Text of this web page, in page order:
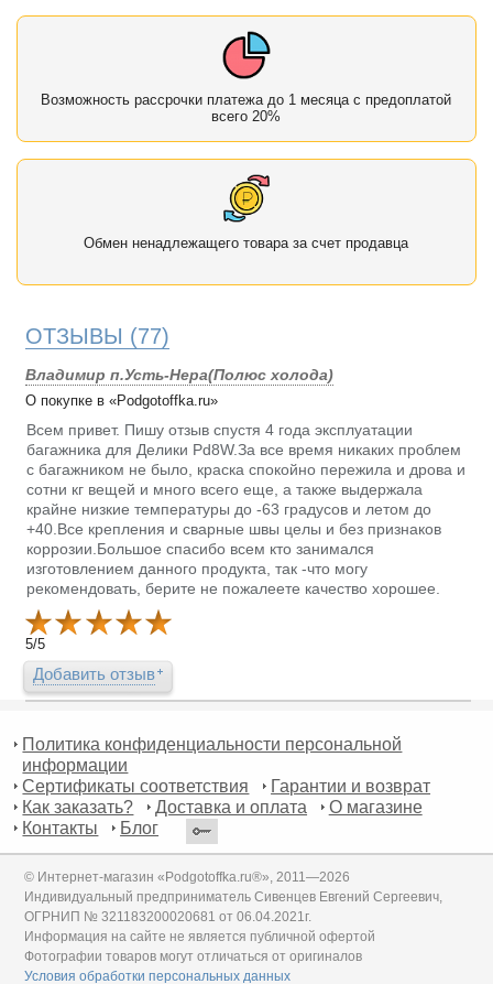
Возможность рассрочки платежа до 1 месяца с предоплатой
всего 20%
Обмен ненадлежащего товара за счет продавца
ОТЗЫВЫ (77)
Владимир п.Усть-Нера(Полюс холода)
О покупке в «Podgotoffka.ru»
Всем привет. Пишу отзыв спустя 4 года эксплуатации
багажника для Делики Pd8W.За все время никаких проблем
с багажником не было, краска спокойно пережила и дрова и
сотни кг вещей и много всего еще, а также выдержала
крайне низкие температуры до -63 градусов и летом до
+40.Все крепления и сварные швы целы и без признаков
коррозии.Большое спасибо всем кто занимался
изготовлением данного продукта, так -что могу
рекомендовать, берите не пожалеете качество хорошее.
5/5
Добавить отзыв
Политика конфиденциальности персональной
информации
Сертификаты соответствия
Гарантии и возврат
Как заказать?
Доставка и оплата
О магазине
Контакты
Блог
© Интернет-магазин «Podgotoffka.ru®», 2011—2026
Индивидуальный предприниматель Сивенцев Евгений Сергеевич,
ОГРНИП № 321183200020681 от 06.04.2021г.
Информация на сайте не является публичной офертой
Фотографии товаров могут отличаться от оригиналов
Условия обработки персональных данных